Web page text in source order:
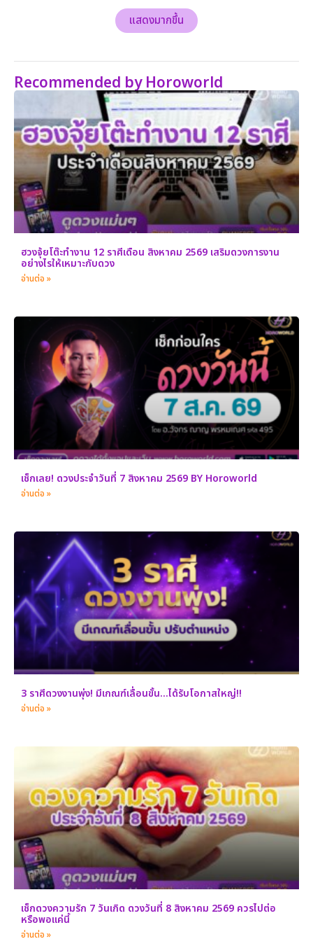
แสดงมากขึ้น
Recommended by Horoworld
ฮวงจุ้ยโต๊ะทำงาน 12 ราศีเดือน สิงหาคม 2569 เสริมดวงการงาน
อย่างไรให้เหมาะกับดวง
อ่านต่อ »
เช็กเลย! ดวงประจำวันที่ 7 สิงหาคม 2569 BY Horoworld
อ่านต่อ »
3 ราศีดวงงานพุ่ง! มีเกณฑ์เลื่อนขั้น…ได้รับโอกาสใหญ่!!
อ่านต่อ »
เช็กดวงความรัก 7 วันเกิด ดวงวันที่ 8 สิงหาคม 2569 ควรไปต่อ
หรือพอแค่นี้
อ่านต่อ »